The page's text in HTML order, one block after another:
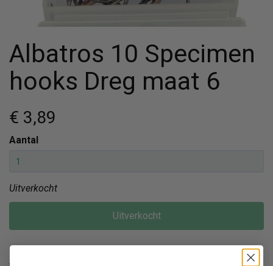
Albatros 10 Specimen
hooks Dreg maat 6
€ 3,89
Aantal
Uitverkocht
Uitverkocht